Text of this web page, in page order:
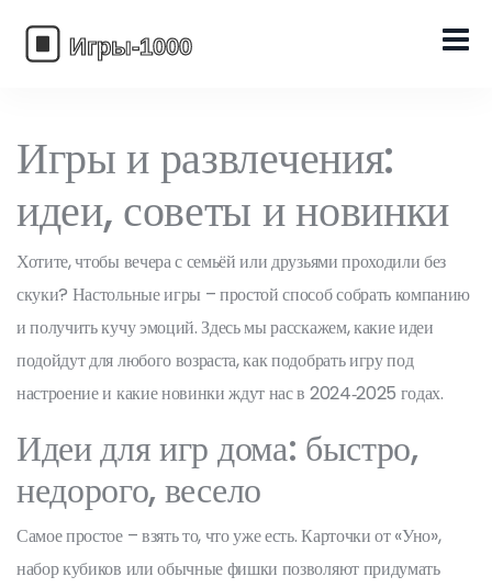
Игры и развлечения:
идеи, советы и новинки
Хотите, чтобы вечера с семьёй или друзьями проходили без
скуки? Настольные игры – простой способ собрать компанию
и получить кучу эмоций. Здесь мы расскажем, какие идеи
подойдут для любого возраста, как подобрать игру под
настроение и какие новинки ждут нас в 2024‑2025 годах.
Идеи для игр дома: быстро,
недорого, весело
Самое простое – взять то, что уже есть. Карточки от «Уно»,
набор кубиков или обычные фишки позволяют придумать